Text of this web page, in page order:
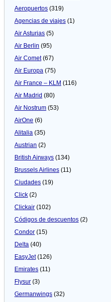
Aeropuertos (319)
Agencias de viajes (1)
Air Asturias (5)
Air Berlin (95)
Air Comet(67)
Air Europa (75)
Air France – KLM (116)
Air Madrid (80)
Air Nostrum (53)
AirOne (6)
Alitalia (35)
Austrian (2)
British Airways (134)
Brussels Airlines (11)
Ciudades (19)
Click (2)
Clickair (102)
Códigos de descuentos (2)
Condor (15)
Delta (40)
EasyJet(126)
Emirates (11)
Flysur (3)
Germanwings (32)